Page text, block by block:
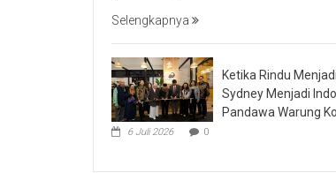
Selengkapnya
Ketika Rindu
Sydney Menjadi
Pandawa Warung
6 Juli 2026 0